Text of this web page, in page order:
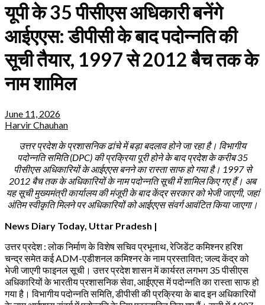
यूपी के 35 पीसीएस अधिकारी बनेंगे
आईएएस: डीपीसी के बाद पदोन्नति की
सूची तैयार, 1997 से 2012 बैच तक के
नाम शामिल
June 11, 2026
Harvir Chauhan
उत्तर प्रदेश के प्रशासनिक ढांचे में बड़ा बदलाव होने जा रहा है। विभागीय
पदोन्नति समिति (DPC) की प्रक्रिया पूरी होने के बाद प्रदेश के करीब 35
पीसीएस अधिकारियों के आईएएस बनने का रास्ता साफ हो गया है। 1997 से
2012 बैच तक के अधिकारियों के नाम पदोन्नति सूची में शामिल किए गए हैं। अब
यह सूची मुख्यमंत्री कार्यालय की मंजूरी के बाद केंद्र सरकार को भेजी जाएगी, जहां
अंतिम स्वीकृति मिलने पर अधिकारियों को आईएएस संवर्ग आवंटित किया जाएगा।
News Diary Today, Uttar Pradesh |
उत्तर प्रदेश : लोक निर्माण के विशेष सचिव प्रभूनाथ, रेजिडेंट कमिश्नर हरिश
चन्द्र समेत कई ADM-एडीशनल कमिश्नर के नाम प्रस्तावित; जल्द केंद्र को
भेजी जाएगी फाइनल सूची। उत्तर प्रदेश शासन में कार्यरत लगभग 35 पीसीएस
अधिकारियों के भारतीय प्रशासनिक सेवा, आईएएस में पदोन्नति का रास्ता साफ हो
गया है। विभागीय पदोन्नति समिति, डीपीसी की प्रक्रिया के बाद इन अधिकारियों